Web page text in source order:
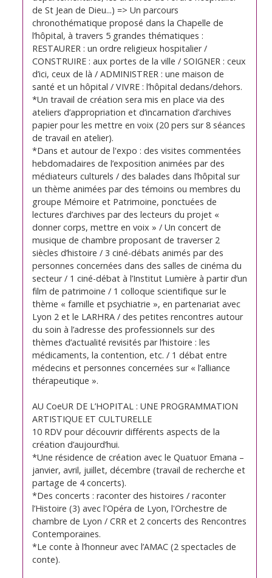
de St Jean de Dieu...) => Un parcours
chronothématique proposé dans la Chapelle de
l’hôpital, à travers 5 grandes thématiques :
RESTAURER : un ordre religieux hospitalier /
CONSTRUIRE : aux portes de la ville / SOIGNER : ceux
d’ici, ceux de là / ADMINISTRER : une maison de
santé et un hôpital / VIVRE : l’hôpital dedans/dehors.
*Un travail de création sera mis en place via des
ateliers d’appropriation et d’incarnation d’archives
papier pour les mettre en voix (20 pers sur 8 séances
de travail en atelier).
*Dans et autour de l'expo : des visites commentées
hebdomadaires de l’exposition animées par des
médiateurs culturels / des balades dans l’hôpital sur
un thème animées par des témoins ou membres du
groupe Mémoire et Patrimoine, ponctuées de
lectures d’archives par des lecteurs du projet «
donner corps, mettre en voix » / Un concert de
musique de chambre proposant de traverser 2
siècles d’histoire / 3 ciné-débats animés par des
personnes concernées dans des salles de cinéma du
secteur / 1 ciné-débat à l’Institut Lumière à partir d’un
film de patrimoine / 1 colloque scientifique sur le
thème « famille et psychiatrie », en partenariat avec
Lyon 2 et le LARHRA / des petites rencontres autour
du soin à l’adresse des professionnels sur des
thèmes d’actualité revisités par l’histoire : les
médicaments, la contention, etc. / 1 débat entre
médecins et personnes concernées sur « l’alliance
thérapeutique ».
AU CoeUR DE L’HOPITAL : UNE PROGRAMMATION
ARTISTIQUE ET CULTURELLE
10 RDV pour découvrir différents aspects de la
création d’aujourd’hui.
*Une résidence de création avec le Quatuor Emana –
janvier, avril, juillet, décembre (travail de recherche et
partage de 4 concerts).
*Des concerts : raconter des histoires / raconter
l’Histoire (3) avec l'Opéra de Lyon, l'Orchestre de
chambre de Lyon / CRR et 2 concerts des Rencontres
Contemporaines.
*Le conte à l’honneur avec l’AMAC (2 spectacles de
conte).